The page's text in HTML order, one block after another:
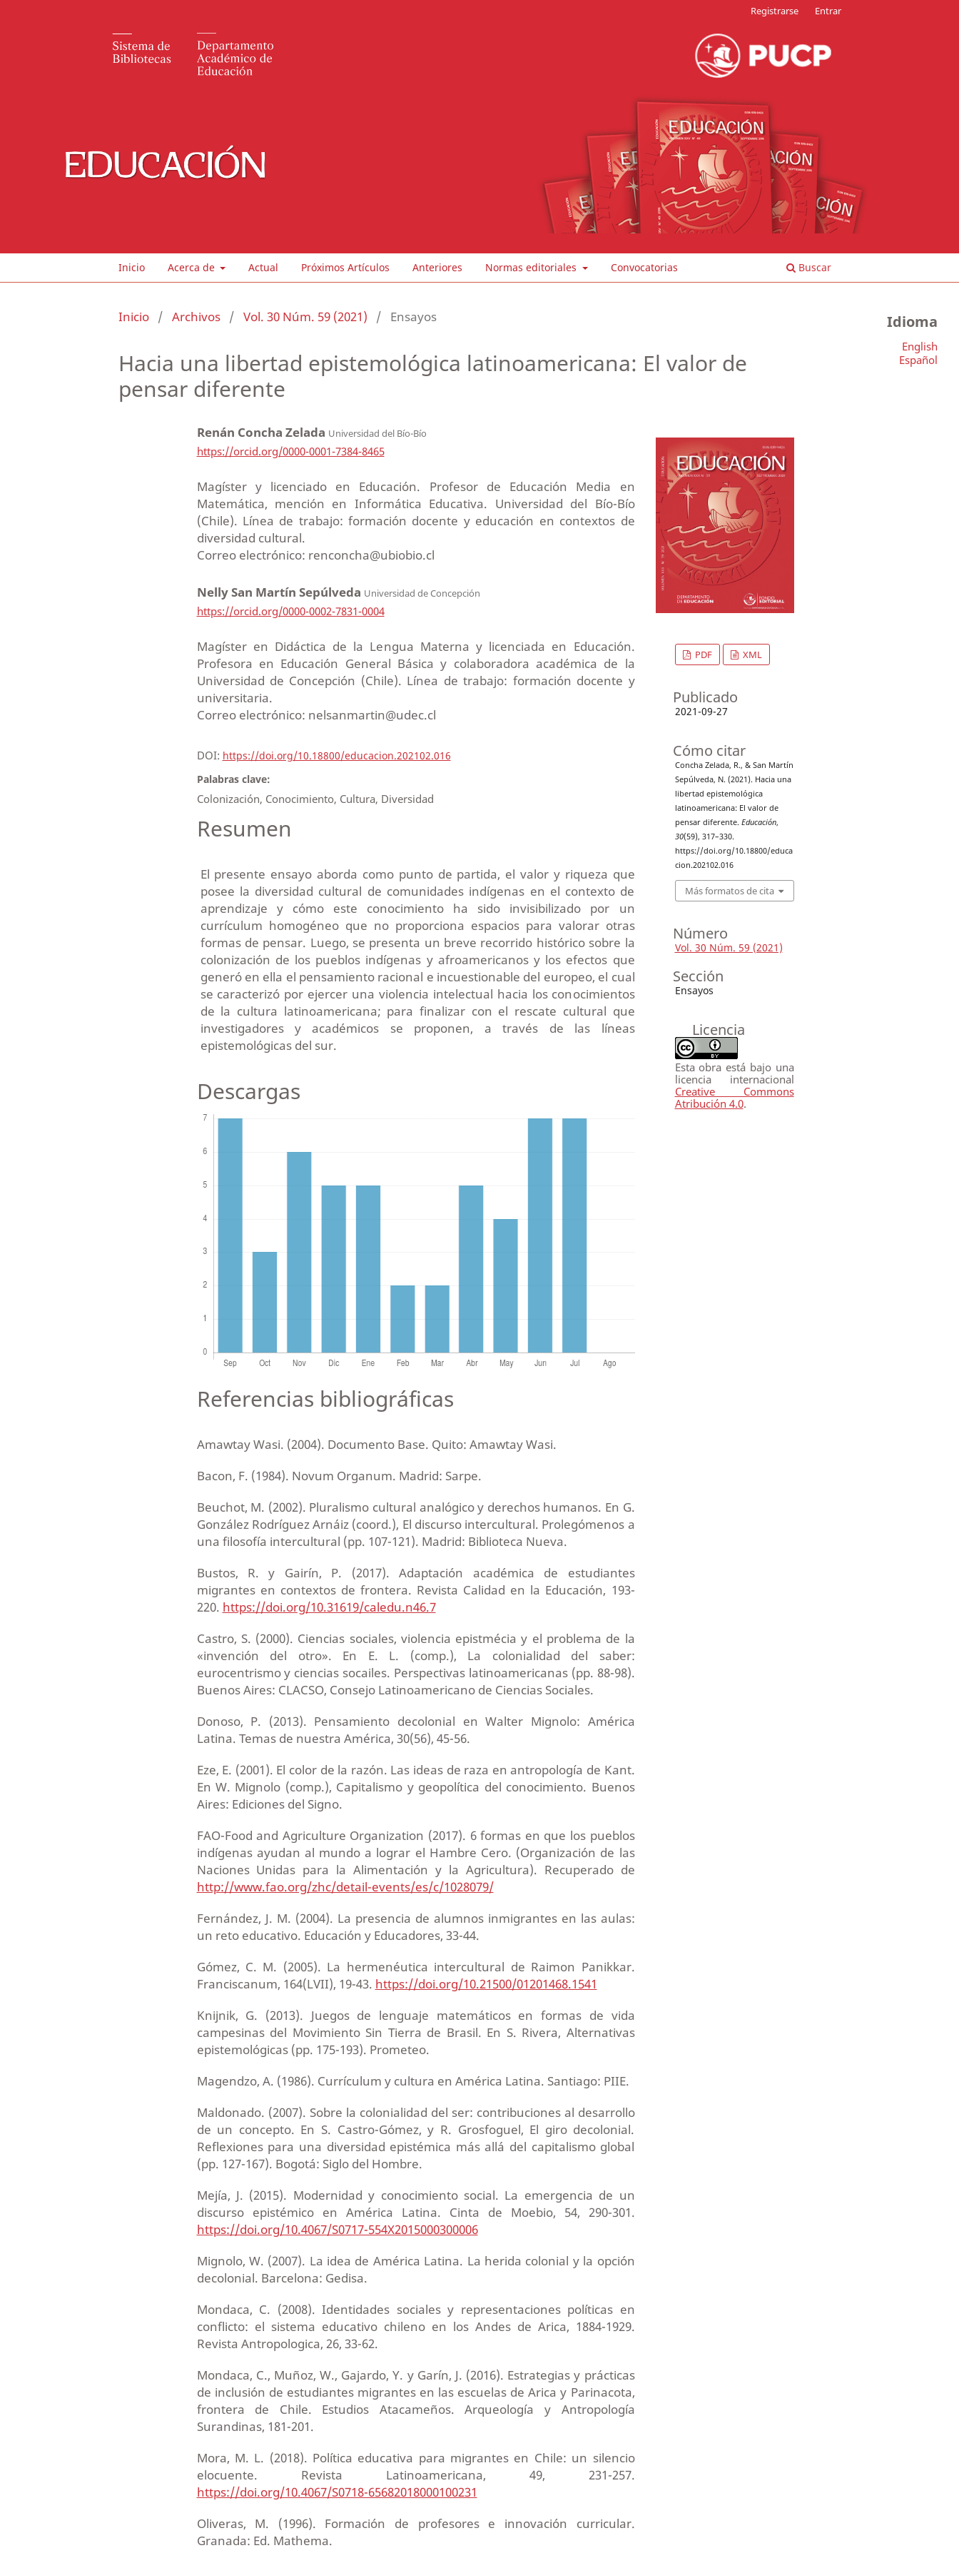
Inicio Acerca de Actual Próximos Artículos Anteriores Normas editoriales Convocatorias Buscar
Registrarse Entrar
Inicio / Archivos / Vol. 30 Núm. 59 (2021) / Ensayos
Hacia una libertad epistemológica latinoamericana: El valor de
pensar diferente
Renán Concha Zelada Universidad del Bío-Bío
https://orcid.org/0000-0001-7384-8465
Magíster y licenciado en Educación. Profesor de Educación Media en
Matemática, mención en Informática Educativa. Universidad del Bío-Bío
(Chile). Línea de trabajo: formación docente y educación en contextos de
diversidad cultural.
Correo electrónico: renconcha@ubiobio.cl
Nelly San Martín Sepúlveda Universidad de Concepción
https://orcid.org/0000-0002-7831-0004
Magíster en Didáctica de la Lengua Materna y licenciada en Educación.
Profesora en Educación General Básica y colaboradora académica de la
Universidad de Concepción (Chile). Línea de trabajo: formación docente y
universitaria.
Correo electrónico: nelsanmartin@udec.cl
DOI: https://doi.org/10.18800/educacion.202102.016
Palabras clave:
Colonización, Conocimiento, Cultura, Diversidad
Resumen
El presente ensayo aborda como punto de partida, el valor y riqueza que
posee la diversidad cultural de comunidades indígenas en el contexto de
aprendizaje y cómo este conocimiento ha sido invisibilizado por un
currículum homogéneo que no proporciona espacios para valorar otras
formas de pensar. Luego, se presenta un breve recorrido histórico sobre la
colonización de los pueblos indígenas y afroamericanos y los efectos que
generó en ella el pensamiento racional e incuestionable del europeo, el cual
se caracterizó por ejercer una violencia intelectual hacia los conocimientos
de la cultura latinoamericana; para finalizar con el rescate cultural que
investigadores y académicos se proponen, a través de las líneas
epistemológicas del sur.
Descargas
Referencias bibliográficas
Amawtay Wasi. (2004). Documento Base. Quito: Amawtay Wasi.
Bacon, F. (1984). Novum Organum. Madrid: Sarpe.
Beuchot, M. (2002). Pluralismo cultural analógico y derechos humanos. En G.
González Rodríguez Arnáiz (coord.), El discurso intercultural. Prolegómenos a
una filosofía intercultural (pp. 107-121). Madrid: Biblioteca Nueva.
Bustos, R. y Gairín, P. (2017). Adaptación académica de estudiantes
migrantes en contextos de frontera. Revista Calidad en la Educación, 193-
220. https://doi.org/10.31619/caledu.n46.7
Castro, S. (2000). Ciencias sociales, violencia epistmécia y el problema de la
«invención del otro». En E. L. (comp.), La colonialidad del saber:
eurocentrismo y ciencias socailes. Perspectivas latinoamericanas (pp. 88-98).
Buenos Aires: CLACSO, Consejo Latinoamericano de Ciencias Sociales.
Donoso, P. (2013). Pensamiento decolonial en Walter Mignolo: América
Latina. Temas de nuestra América, 30(56), 45-56.
Eze, E. (2001). El color de la razón. Las ideas de raza en antropología de Kant.
En W. Mignolo (comp.), Capitalismo y geopolítica del conocimiento. Buenos
Aires: Ediciones del Signo.
FAO-Food and Agriculture Organization (2017). 6 formas en que los pueblos
indígenas ayudan al mundo a lograr el Hambre Cero. (Organización de las
Naciones Unidas para la Alimentación y la Agricultura). Recuperado de
http://www.fao.org/zhc/detail-events/es/c/1028079/
Fernández, J. M. (2004). La presencia de alumnos inmigrantes en las aulas:
un reto educativo. Educación y Educadores, 33-44.
Gómez, C. M. (2005). La hermenéutica intercultural de Raimon Panikkar.
Franciscanum, 164(LVII), 19-43. https://doi.org/10.21500/01201468.1541
Knijnik, G. (2013). Juegos de lenguaje matemáticos en formas de vida
campesinas del Movimiento Sin Tierra de Brasil. En S. Rivera, Alternativas
epistemológicas (pp. 175-193). Prometeo.
Magendzo, A. (1986). Currículum y cultura en América Latina. Santiago: PIIE.
Maldonado. (2007). Sobre la colonialidad del ser: contribuciones al desarrollo
de un concepto. En S. Castro-Gómez, y R. Grosfoguel, El giro decolonial.
Reflexiones para una diversidad epistémica más allá del capitalismo global
(pp. 127-167). Bogotá: Siglo del Hombre.
Mejía, J. (2015). Modernidad y conocimiento social. La emergencia de un
discurso epistémico en América Latina. Cinta de Moebio, 54, 290-301.
https://doi.org/10.4067/S0717-554X2015000300006
Mignolo, W. (2007). La idea de América Latina. La herida colonial y la opción
decolonial. Barcelona: Gedisa.
Mondaca, C. (2008). Identidades sociales y representaciones políticas en
conflicto: el sistema educativo chileno en los Andes de Arica, 1884-1929.
Revista Antropologica, 26, 33-62.
Mondaca, C., Muñoz, W., Gajardo, Y. y Garín, J. (2016). Estrategias y prácticas
de inclusión de estudiantes migrantes en las escuelas de Arica y Parinacota,
frontera de Chile. Estudios Atacameños. Arqueología y Antropología
Surandinas, 181-201.
Mora, M. L. (2018). Política educativa para migrantes en Chile: un silencio
elocuente. Revista Latinoamericana, 49, 231-257.
https://doi.org/10.4067/S0718-65682018000100231
Oliveras, M. (1996). Formación de profesores e innovación curricular.
Granada: Ed. Mathema.
PDF XML
Publicado
2021-09-27
Cómo citar
Concha Zelada, R., & San Martín
Sepúlveda, N. (2021). Hacia una
libertad epistemológica
latinoamericana: El valor de
pensar diferente. Educación,
30(59), 317–330.
https://doi.org/10.18800/educa
cion.202102.016
Más formatos de cita
Número
Vol. 30 Núm. 59 (2021)
Sección
Ensayos
Licencia
Esta obra está bajo una
licencia internacional
Creative Commons
Atribución 4.0.
Idioma
English
Español